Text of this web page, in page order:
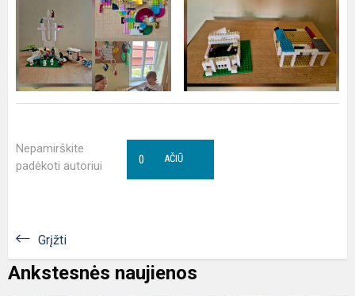
Nepamirškite
padėkoti autoriui
AČIŪ
0
Grįžti
Ankstesnės naujienos